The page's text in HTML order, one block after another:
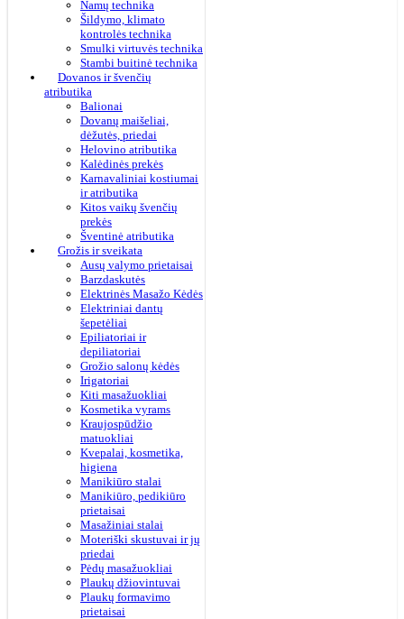
Namų technika
Šildymo, klimato
kontrolės technika
Smulki virtuvės technika
Stambi buitinė technika
Dovanos ir švenčių
atributika
Balionai
Dovanų maišeliai,
dėžutės, priedai
Helovino atributika
Kalėdinės prekės
Karnavaliniai kostiumai
ir atributika
Kitos vaikų švenčių
prekės
Šventinė atributika
Grožis ir sveikata
Ausų valymo prietaisai
Barzdaskutės
Elektrinės Masažo Kėdės
Elektriniai dantų
šepetėliai
Epiliatoriai ir
depiliatoriai
Grožio salonų kėdės
Irigatoriai
Kiti masažuokliai
Kosmetika vyrams
Kraujospūdžio
matuokliai
Kvepalai, kosmetika,
higiena
Manikiūro stalai
Manikiūro, pedikiūro
prietaisai
Masažiniai stalai
Moteriški skustuvai ir jų
priedai
Pėdų masažuokliai
Plaukų džiovintuvai
Plaukų formavimo
prietaisai